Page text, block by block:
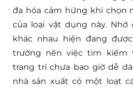
đa hóa cảm hứng khi chọn
của loại vật dụng này. Nhờ
khác nhau hiện đang
trường nên việc tìm kiếm
trang trí chưa bao giờ dễ
nhà sản xuất có một loạt